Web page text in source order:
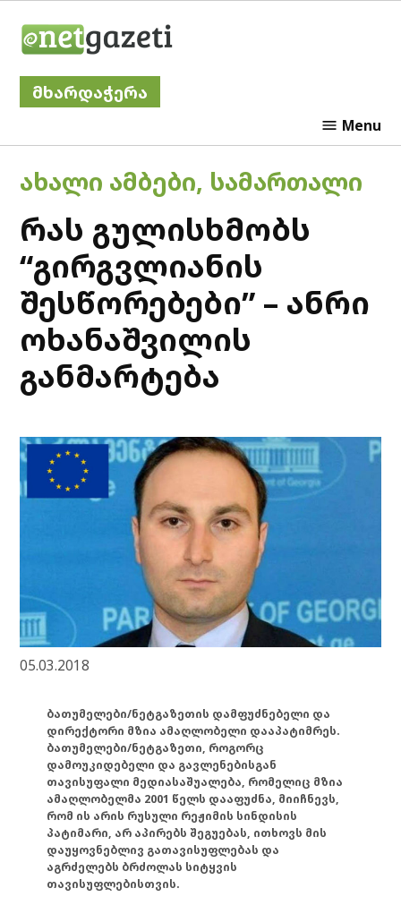
მხარდაჭერა
Menu
POSTED
IN
ᲐᲮᲐᲚᲘ ᲐᲛᲑᲔᲑᲘ, ᲡᲐᲛᲐᲠᲗᲐᲚᲘ
რას გულისხმობს
“გირგვლიანის
შესწორებები” – ანრი
ოხანაშვილის
განმარტება
05.03.2018
ბათუმელები/ნეტგაზეთის დამფუძნებელი და
დირექტორი მზია ამაღლობელი დააპატიმრეს.
ბათუმელები/ნეტგაზეთი, როგორც
დამოუკიდებელი და გავლენებისგან
თავისუფალი მედიასაშუალება, რომელიც მზია
ამაღლობელმა 2001 წელს დააფუძნა, მიიჩნევს,
რომ ის არის რუსული რეჟიმის სინდისის
პატიმარი, არ აპირებს შეგუებას, ითხოვს მის
დაუყოვნებლივ გათავისუფლებას და
აგრძელებს ბრძოლას სიტყვის
თავისუფლებისთვის.